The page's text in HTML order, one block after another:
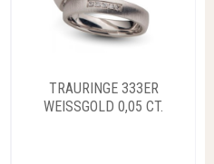
TRAURINGE 333ER
WEISSGOLD 0,05 CT.